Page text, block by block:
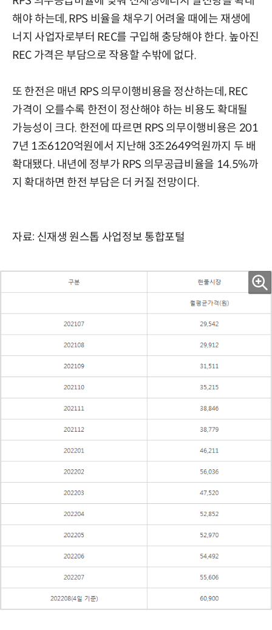
해야 하는데, RPS 비율을 채우기 어려울 때에는 재생에
너지 사업자로부터 REC를 구입해 충당해야 한다. 높아진
REC 가격은 부담으로 작용할 수밖에 없다.
또 한전은 매년 RPS 의무이행비용을 정산하는데, REC
가격이 오를수록 한전이 정산해야 하는 비용도 확대될
가능성이 크다. 한전에 따르면 RPS 의무이행비용은 201
7년 1조6120억원에서 지난해 3조2649억원까지 두 배
확대됐다. 내년에 정부가 RPS 의무공급비율을 14.5%까
지 확대하면 한전 부담은 더 커질 전망이다.
자료: 신재생 원스톱 사업정보 통합포털